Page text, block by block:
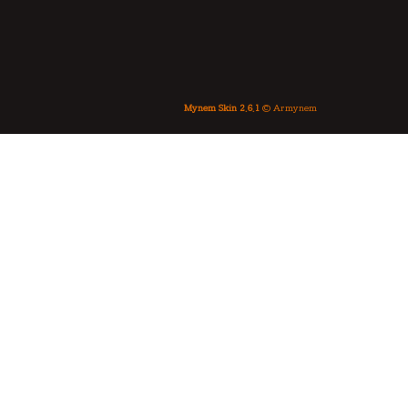
Mynem Skin 2.6.1 © Armynem